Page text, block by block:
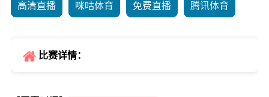
高清直播 咪咕体育 免费直播 腾讯体育
比赛详情：